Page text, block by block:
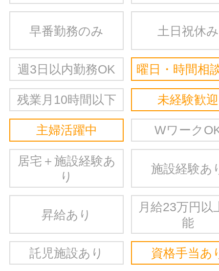
早番勤務のみ 土日祝休み
週3日以内勤務OK 曜日・時間相
残業月10時間以下 未経験歓迎
主婦活躍中 Wワーク
居宅＋施設経験あ
り
施設経験あ
昇給あり
月給23万円以
能
託児施設あり 資格手当あ